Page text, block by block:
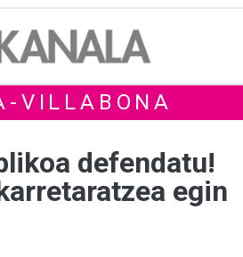
VILLABONA
defendatu!
egin